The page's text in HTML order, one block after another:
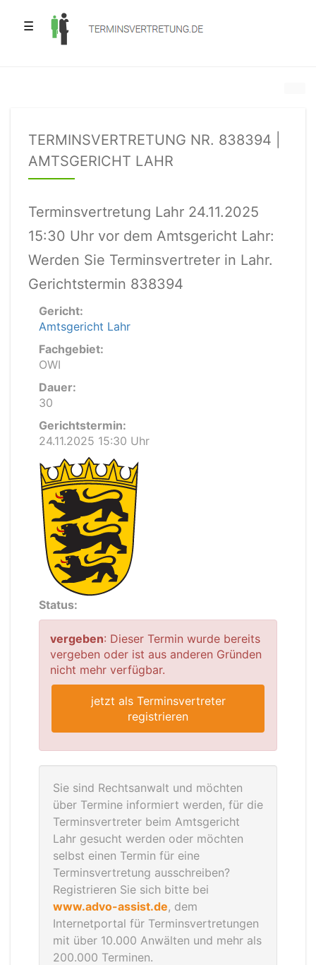
☰
TERMINSVERTRETUNG NR. 838394 |
AMTSGERICHT LAHR
Terminsvertretung Lahr 24.11.2025
15:30 Uhr vor dem Amtsgericht Lahr:
Werden Sie Terminsvertreter in Lahr.
Gerichtstermin 838394
Gericht:
Amtsgericht Lahr
Fachgebiet:
OWI
Dauer:
30
Gerichtstermin:
24.11.2025 15:30 Uhr
Status:
vergeben: Dieser Termin wurde bereits
vergeben oder ist aus anderen Gründen
nicht mehr verfügbar.
jetzt als Terminsvertreter
registrieren
Sie sind Rechtsanwalt und möchten
über Termine informiert werden, für die
Terminsvertreter beim Amtsgericht
Lahr gesucht werden oder möchten
selbst einen Termin für eine
Terminsvertretung ausschreiben?
Registrieren Sie sich bitte bei
www.advo-assist.de, dem
Internetportal für Terminsvertretungen
mit über 10.000 Anwälten und mehr als
200.000 Terminen.